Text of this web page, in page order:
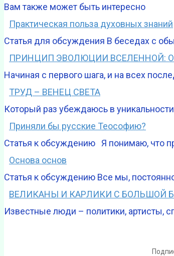
Вам также может быть интересно
Практическая польза духовных знаний
Статья для обсуждения В беседах с
ПРИНЦИП ЭВОЛЮЦИИ ВСЕЛЕННОЙ:
Начиная с первого шага, и на всех
ТРУД – ВЕНЕЦ СВЕТА
Который раз убеждаюсь в
Приняли бы русские Теософию?
Статья к обсуждению Я понимаю, что
Основа основ
Статья к обсуждению Все мы,
ВЕЛИКАНЫ И КАРЛИКИ С БОЛЬШОЙ
Известные люди – политики, артисты,